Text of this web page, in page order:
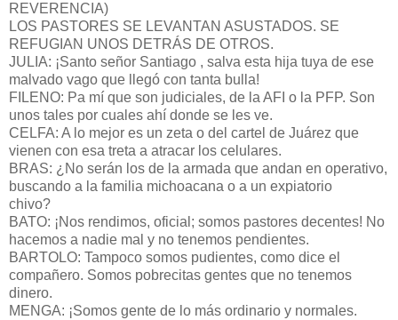
REVERENCIA)
LOS PASTORES SE LEVANTAN ASUSTADOS. SE
REFUGIAN UNOS DETRÁS DE OTROS.
JULIA: ¡Santo señor Santiago , salva esta hija tuya de ese
malvado vago que llegó con tanta bulla!
FILENO: Pa mí que son judiciales, de la AFI o la PFP. Son
unos tales por cuales ahí donde se les ve.
CELFA: A lo mejor es un zeta o del cartel de Juárez que
vienen con esa treta a atracar los celulares.
BRAS: ¿No serán los de la armada que andan en operativo,
buscando a la familia michoacana o a un expiatorio
chivo?
BATO: ¡Nos rendimos, oficial; somos pastores decentes! No
hacemos a nadie mal y no tenemos pendientes.
BARTOLO: Tampoco somos pudientes, como dice el
compañero. Somos pobrecitas gentes que no tenemos
dinero.
MENGA: ¡Somos gente de lo más ordinario y normales.